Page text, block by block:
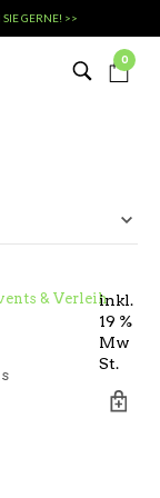
GERNE! >>
0
inkl.
19 %
Mw
St.